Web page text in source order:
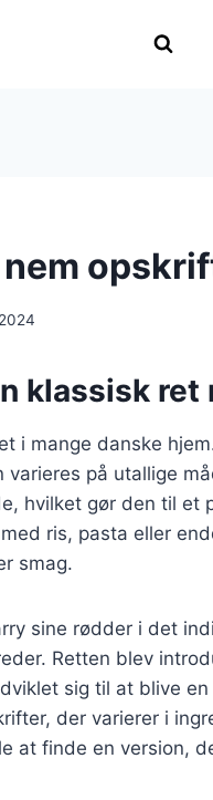
klassisk
i mange danske
på utallige
hvilket gør den til
ris, pasta eller
smag.
sine rødder i det
Retten blev
sig til at blive
der varierer i
at finde en version,